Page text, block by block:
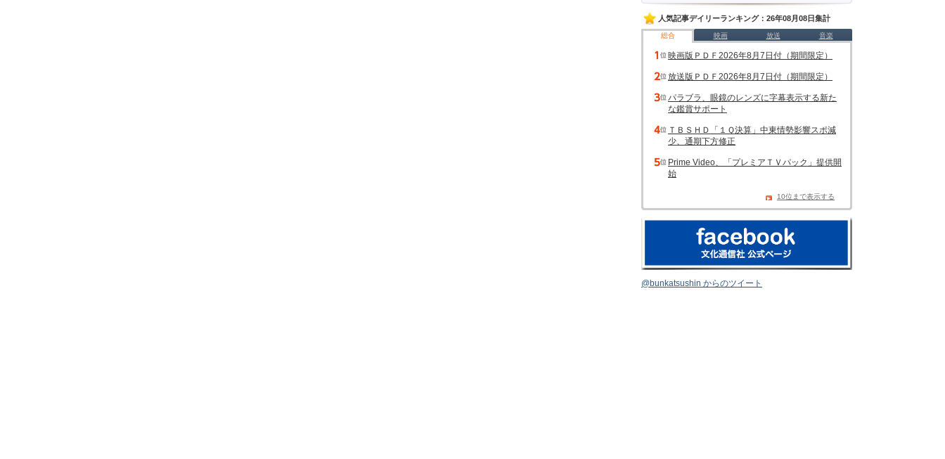
人気記事デイリーランキング：26年08月08日集計
総合 映画 放送 音楽
映画版ＰＤＦ2026年8月7日付（期間限定）
放送版ＰＤＦ2026年8月7日付（期間限定）
パラブラ、眼鏡のレンズに字幕表示する新た
な鑑賞サポート
ＴＢＳＨＤ「１Ｑ決算」中東情勢影響スポ減
少、通期下方修正
Prime Video、「プレミアＴＶパック」提供開
始
10位まで表示する
@bunkatsushin からのツイート